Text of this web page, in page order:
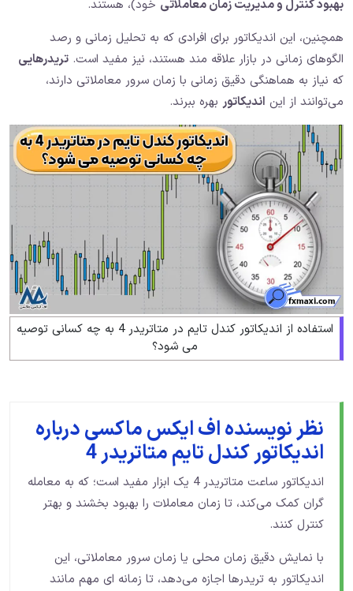
بهبود کنترل و مدیریت زمان معاملاتی خود)، هستند.
همچنین، این اندیکاتور برای افرادی که به تحلیل زمانی و رصد
الگوهای زمانی در بازار علاقه‌ مند هستند، نیز مفید است. تریدرهایی
که نیاز به هماهنگی دقیق زمانی با زمان سرور معاملاتی دارند،
می‌توانند از این اندیکاتور بهره ببرند.
استفاده از اندیکاتور کندل تایم در متاتریدر 4 به چه کسانی توصیه
می شود؟
نظر نویسنده اف ایکس ماکسی درباره
اندیکاتور کندل تایم متاتریدر 4
اندیکاتور ساعت متاتریدر 4 یک ابزار مفید است؛ که به معامله‌
گران کمک می‌کند، تا زمان معاملات را بهبود بخشند و بهتر
کنترل کنند.
با نمایش دقیق زمان محلی یا زمان سرور معاملاتی، این
اندیکاتور به تریدرها اجازه می‌دهد، تا زمانه ای مهم مانند